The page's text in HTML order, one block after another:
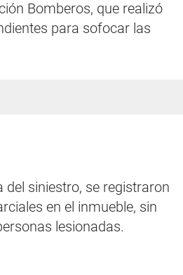
Bomberos, que realizó
para sofocar las
del siniestro, se registraron
en el inmueble, sin
lesionadas.